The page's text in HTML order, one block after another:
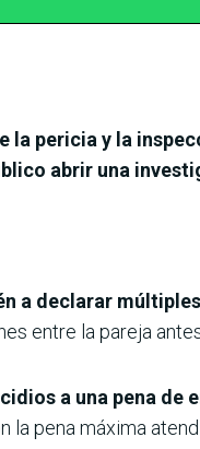
la pericia y la
abrir una
a declarar
entre la pareja
a una pena de
pena máxima